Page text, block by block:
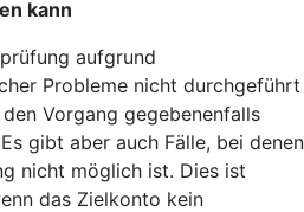
kann
aufgrund
Probleme nicht durchgeführt
Vorgang gegebenenfalls
gibt aber auch Fälle, bei denen
nicht möglich ist. Dies ist
das Zielkonto kein